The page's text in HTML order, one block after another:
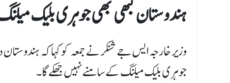
ہندوستان کبھی بھی جوہری بلیک
وزیر خارجہ ایس جے شنکر نے جمعہ کو کہا کہ
جوہری بلیک میلنگ کے سامنے نہیں جھکے گا۔